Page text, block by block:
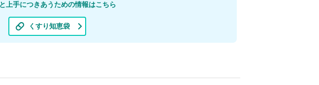
上手につきあうための情報はこちら
くすり知恵袋